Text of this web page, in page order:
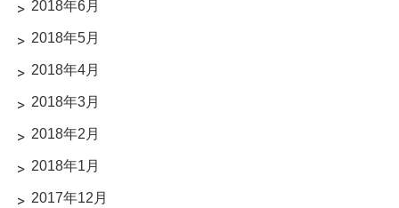
2018年6月
2018年5月
2018年4月
2018年3月
2018年2月
2018年1月
2017年12月